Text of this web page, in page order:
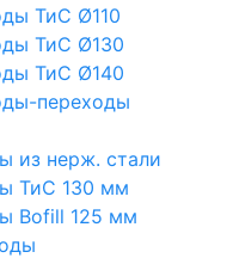
ТиС Ø110
ТиС Ø130
ТиС Ø140
переходы
из нерж. стали
ТиС 130 мм
Bofill 125 мм